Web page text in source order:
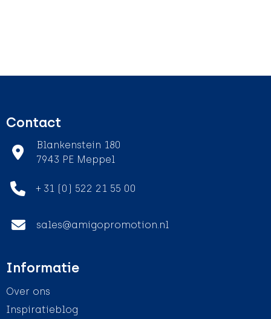
Contact
Blankenstein 180
7943 PE Meppel
+ 31 (0) 522 21 55 00
sales@amigopromotion.nl
Informatie
Over ons
Inspiratieblog